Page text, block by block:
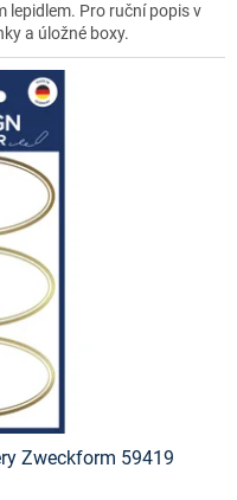
lepidlem. Pro ruční popis v
a úložné boxy.
Zweckform 59419